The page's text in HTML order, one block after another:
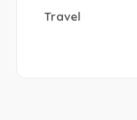
Travel